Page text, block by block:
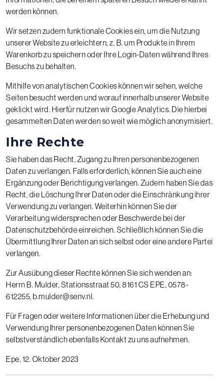
werden können.
Wir setzen zudem funktionale Cookies ein, um die Nutzung
unserer Website zu erleichtern, z. B. um Produkte in Ihrem
Warenkorb zu speichern oder Ihre Login-Daten während Ihres
Besuchs zu behalten.
Mithilfe von analytischen Cookies können wir sehen, welche
Seiten besucht werden und worauf innerhalb unserer Website
geklickt wird. Hierfür nutzen wir Google Analytics. Die hierbei
gesammelten Daten werden so weit wie möglich anonymisiert.
Ihre Rechte
Sie haben das Recht, Zugang zu Ihren personenbezogenen
Daten zu verlangen. Falls erforderlich, können Sie auch eine
Ergänzung oder Berichtigung verlangen. Zudem haben Sie das
Recht, die Löschung Ihrer Daten oder die Einschränkung ihrer
Verwendung zu verlangen. Weiterhin können Sie der
Verarbeitung widersprechen oder Beschwerde bei der
Datenschutzbehörde einreichen. Schließlich können Sie die
Übermittlung Ihrer Daten an sich selbst oder eine andere Partei
verlangen.
Zur Ausübung dieser Rechte können Sie sich wenden an:
Herrn B. Mulder, Stationsstraat 50, 8161 CS EPE, 0578-
612255, b.mulder@senv.nl.
Für Fragen oder weitere Informationen über die Erhebung und
Verwendung Ihrer personenbezogenen Daten können Sie
selbstverständlich ebenfalls Kontakt zu uns aufnehmen.
Epe, 12. Oktober 2023